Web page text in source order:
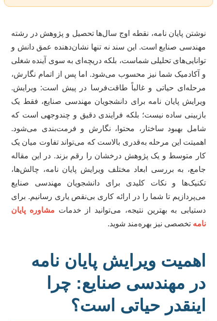
پایان نامه، نقطه اوج سال‌ها تحصیل و پژوهش در رشته
صنایع است. این سند نه تنها نشان‌دهنده عمق دانش و
تحلیلی شماست، بلکه دریچه‌ای به سوی آینده شغلی
آکادمیک شما نیز محسوب می‌شود. اما پس از اتمام نگارش،
حیاتی و غالباً طاقت‌فرسا در پیش است: ویرایش.
پایان نامه برای دانشجویان مهندسی صنایع، فقط یک
ساده نیست؛ بلکه فرایندی دقیق و چندوجهی است که
بهبود ساختار، محتوا، نگارش و فرمت‌بندی می‌شود.
این مرحله به‌قدری بالاست که می‌تواند تفاوت میان یک
متوسط و یک پژوهش درخشان را رقم بزند. در این مقاله
به بررسی ابعاد مختلف ویرایش پایان نامه، چالش‌ها،
و نکات کلیدی برای دانشجویان مهندسی صنایع
تا شما را در ارائه کاری بی‌نقص یاری رسانیم. برای
به بهترین نتیجه، می‌توانید از خدماتمشاوره پایان
تخصصی نیز بهره‌مند شوید.
ویرایش پایان نامه
مهندسی صنایع: چرا
حیاتی است؟